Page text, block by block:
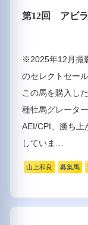
第12回 アビラ
※2025年12月撮
のセレクトセー
この馬を購入し
種牡馬グレータ
AEI/CPI、勝ち上
していま…
山上和良 募集馬